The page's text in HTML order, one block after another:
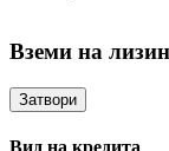
Вземи на
Затвори